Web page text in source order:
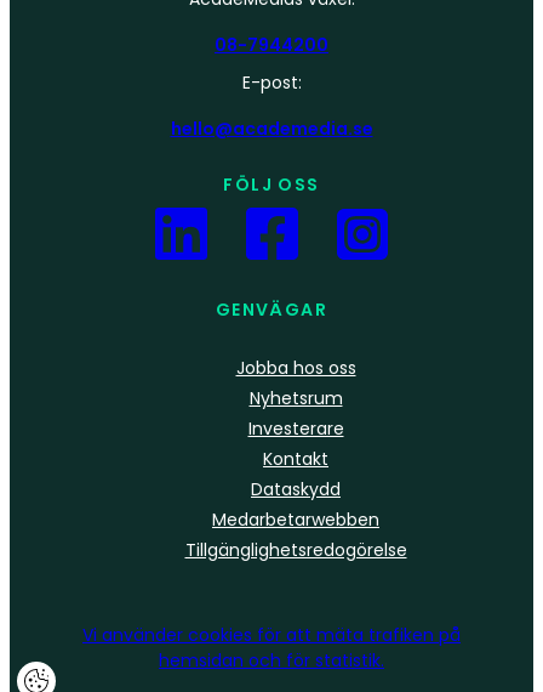
08-7944200
E-post:
hello@academedia.se
FÖLJ OSS
GENVÄGAR
Jobba hos oss
Nyhetsrum
Investerare
Kontakt
Dataskydd
Medarbetarwebben
Tillgänglighetsredogörelse
Vi använder cookies för att mäta trafiken på
hemsidan och för statistik.